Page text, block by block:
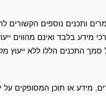
ותכנים נוספים הקשורים
מידע בלבד ואינם מהווים
התכנים הללו ללא ייעוץ
מידע או תוכן המסופקים על